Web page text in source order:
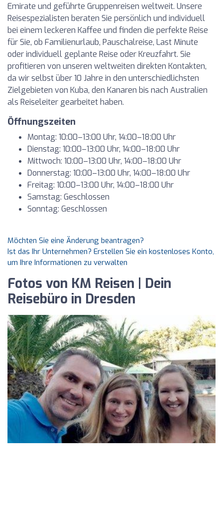
Emirate und geführte Gruppenreisen weltweit. Unsere
Reisespezialisten beraten Sie persönlich und individuell
bei einem leckeren Kaffee und finden die perfekte Reise
für Sie, ob Familienurlaub, Pauschalreise, Last Minute
oder individuell geplante Reise oder Kreuzfahrt. Sie
profitieren von unseren weltweiten direkten Kontakten,
da wir selbst über 10 Jahre in den unterschiedlichsten
Zielgebieten von Kuba, den Kanaren bis nach Australien
als Reiseleiter gearbeitet haben.
Öffnungszeiten
Montag: 10:00–13:00 Uhr, 14:00–18:00 Uhr
Dienstag: 10:00–13:00 Uhr, 14:00–18:00 Uhr
Mittwoch: 10:00–13:00 Uhr, 14:00–18:00 Uhr
Donnerstag: 10:00–13:00 Uhr, 14:00–18:00 Uhr
Freitag: 10:00–13:00 Uhr, 14:00–18:00 Uhr
Samstag: Geschlossen
Sonntag: Geschlossen
Möchten Sie eine Änderung beantragen?
Ist das Ihr Unternehmen? Erstellen Sie ein kostenloses Konto,
um Ihre Informationen zu verwalten
Fotos von KM Reisen | Dein
Reisebüro in Dresden